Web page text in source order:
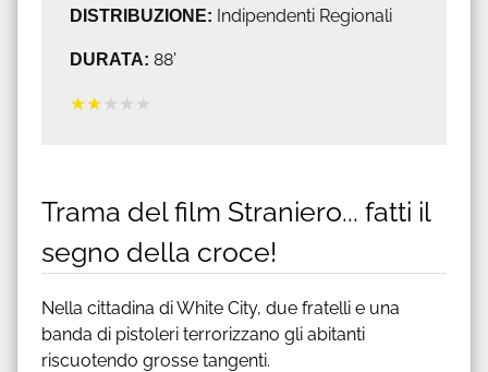
DISTRIBUZIONE: Indipendenti Regionali
DURATA: 88'
★★ ★ ★ ★
Trama del film Straniero... fatti il
segno della croce!
Nella cittadina di White City, due fratelli e una
banda di pistoleri terrorizzano gli abitanti
riscuotendo grosse tangenti.